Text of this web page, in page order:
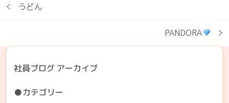
うどん
PANDORA
社員ブログ アーカイブ
●カテゴリー